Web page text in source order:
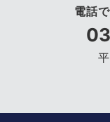
電話